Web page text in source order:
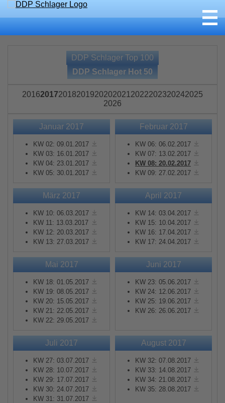
DDP Schlager Top 100
DDP Schlager Hot 50
201620172018201920202021 2022202320242025
2026
Januar 2017
KW 02: 09.01.2017
KW 03: 16.01.2017
KW 04: 23.01.2017
KW 05: 30.01.2017
Februar 2017
KW 06: 06.02.2017
KW 07: 13.02.2017
KW 08: 20.02.2017
KW 09: 27.02.2017
März 2017
KW 10: 06.03.2017
KW 11: 13.03.2017
KW 12: 20.03.2017
KW 13: 27.03.2017
April 2017
KW 14: 03.04.2017
KW 15: 10.04.2017
KW 16: 17.04.2017
KW 17: 24.04.2017
Mai 2017
KW 18: 01.05.2017
KW 19: 08.05.2017
KW 20: 15.05.2017
KW 21: 22.05.2017
KW 22: 29.05.2017
Juni 2017
KW 23: 05.06.2017
KW 24: 12.06.2017
KW 25: 19.06.2017
KW 26: 26.06.2017
Juli 2017
KW 27: 03.07.2017
KW 28: 10.07.2017
KW 29: 17.07.2017
KW 30: 24.07.2017
KW 31: 31.07.2017
August 2017
KW 32: 07.08.2017
KW 33: 14.08.2017
KW 34: 21.08.2017
KW 35: 28.08.2017